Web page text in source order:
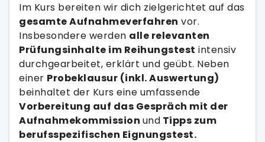
Im Kurs bereiten wir dich zielgerichtet auf das
gesamte Aufnahmeverfahren vor.
Insbesondere werden alle relevanten
Prüfungsinhalte im Reihungstest intensiv
durchgearbeitet, erklärt und geübt. Neben
einer Probeklausur (inkl. Auswertung)
beinhaltet der Kurs eine umfassende
Vorbereitung auf das Gespräch mit der
Aufnahmekommission und Tipps zum
berufsspezifischen Eignungstest.